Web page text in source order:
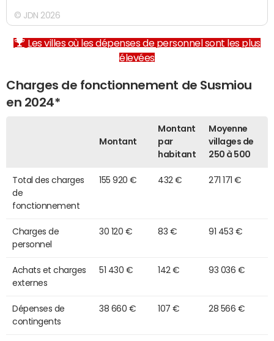
© JDN 2026
Les villes où les dépenses de personnel sont les plus
élevées
Charges de fonctionnement de Susmiou
en 2024*
Montant
Montant
par
habitant
Moyenne
villages de
250 à 500
Total des charges
de
fonctionnement
155 920 € 432 € 271 171 €
Charges de
personnel
30 120 € 83 € 91 453 €
Achats et charges
externes
51 430 € 142 € 93 036 €
Dépenses de
contingents
38 660 € 107 € 28 566 €